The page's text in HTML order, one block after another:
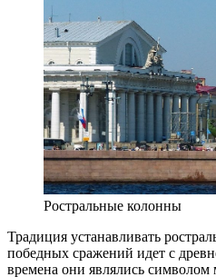
Ростральные колонны
Традиция устанавливать
победных сражений идет с
времена они являлись